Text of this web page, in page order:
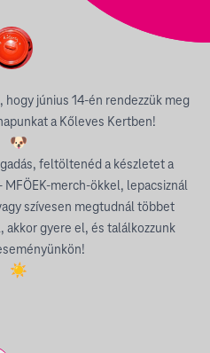
június 14-én rendezzük meg
a Kőleves Kertben!
feltöltenéd a készletet a
merch-ökkel, lepacsiznál
szívesen megtudnál többet
gyere el, és találkozzunk